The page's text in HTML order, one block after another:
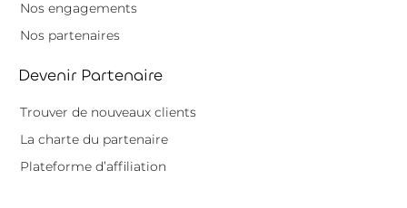
Nos engagements
Nos partenaires
Devenir Partenaire
Trouver de nouveaux clients
La charte du partenaire
Plateforme d’affiliation